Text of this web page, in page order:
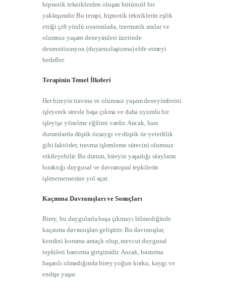
hipnotik tekniklerden oluşan bütüncül bir
yaklaşımdır. Bu terapi, hipnotik tekniklerin eşlik
ettiği çift yönlü uyarımlarla, travmatik anılar ve
olumsuz yaşam deneyimleri üzerinde
desensitizasyon (duyarsızlaştırma) elde etmeyi
hedefler.
Terapinin Temel İlkeleri
Her bireyin travma ve olumsuz yaşam deneyimlerini
işleyerek stresle başa çıkma ve daha uyumlu bir
işleyişe yönelme eğilimi vardır. Ancak, bazı
durumlarda düşük özsaygı ve düşük öz-yeterlilik
gibi faktörler, travma işlemleme sürecini olumsuz
etkileyebilir. Bu durum, bireyin yaşadığı olayların
bıraktığı duygusal ve davranışsal tepkilerin
işlenememesine yol açar.
Kaçınma Davranışları ve Sonuçları
Birey, bu duygularla başa çıkmayı bilmediğinde
kaçınma davranışları geliştirir. Bu davranışlar,
kendini koruma amaçlı olup, mevcut duygusal
tepkileri bastırma girişimidir. Ancak, bastırma
başarılı olmadığında birey yoğun korku, kaygı ve
endişe yaşar.